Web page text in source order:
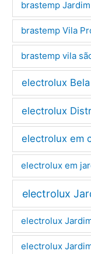
brastemp
brastemp Vila
brastemp vila
electrolux
electrolux
electrolux em
electrolux em
electrolux
electrolux
electrolux